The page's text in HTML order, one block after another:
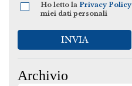
Ho letto la Privacy Policy
miei dati personali
INVIA
Archivio